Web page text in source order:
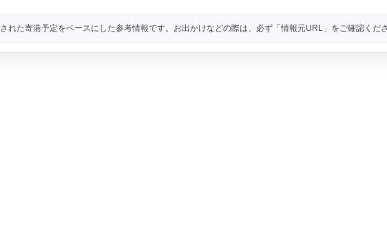
れた寄港予定をベースにした参考情報です。お出かけなどの際は、必ず「情報元URL」をご確認くださ